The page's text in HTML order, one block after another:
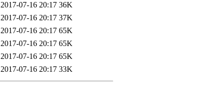
2017-07-16 20:17 36K
2017-07-16 20:17 37K
2017-07-16 20:17 65K
2017-07-16 20:17 65K
2017-07-16 20:17 65K
2017-07-16 20:17 33K